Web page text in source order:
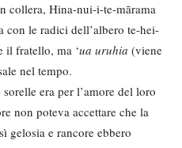
collera, Hina-nui-i-te-mārama
con le radici dell’albero te-hei-
il fratello, ma ‘ua uruhia (viene
nel tempo.
era per l’amore del loro
non poteva accettare che la
gelosia e rancore ebbero